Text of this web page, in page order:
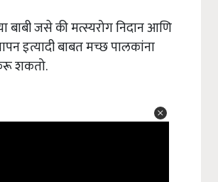
बाबी जसे की मत्स्यरोग निदान आणि
इत्यादी बाबत मच्छ पालकांना
शकतो.